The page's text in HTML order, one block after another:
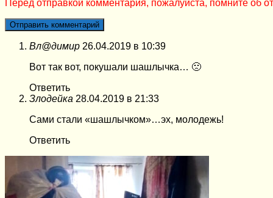
Перед отправкой комментария, пожалуйста, помните об
Вл@димир 26.04.2019 в 10:39
Вот так вот, покушали шашлычка… 🙁
Ответить
Злодейка 28.04.2019 в 21:33
Сами стали «шашлычком»…эх, молодежь!
Ответить